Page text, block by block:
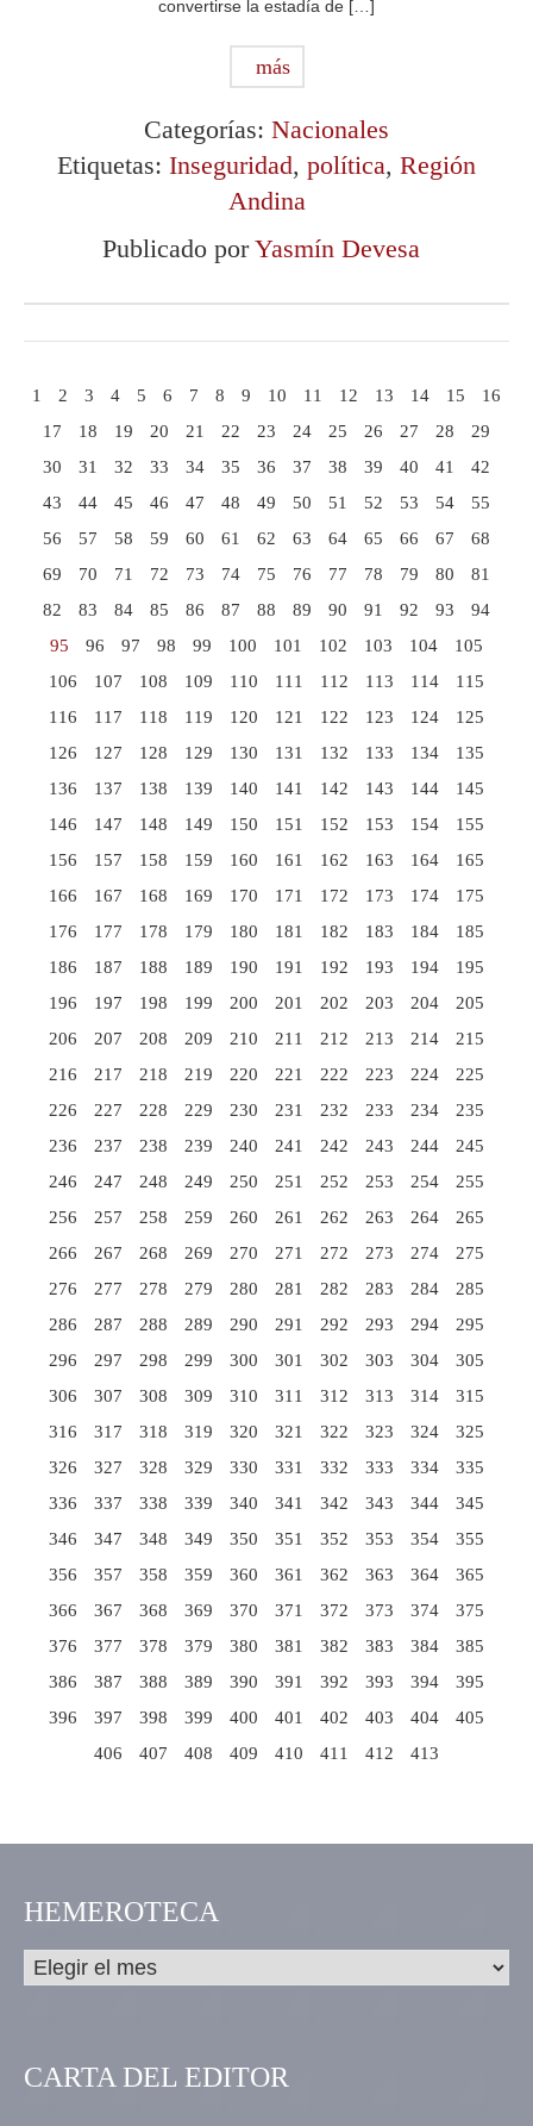
convertirse la estadía de […]
más
Categorías: Nacionales
Etiquetas: Inseguridad, política, Región
Andina
Publicado porYasmín Devesa
1 2 3 4 5 6 7 8 9 10 11 12 13 14 15
16
17
18 19 20 21 22 23 24 25 26 27 28
29
30
31 32 33 34 35 36 37 38 39 40 41
42
43
44 45 46 47 48 49 50 51 52 53 54
55
56
57 58 59 60 61 62 63 64 65 66 67
68
69
70 71 72 73 74 75 76 77 78 79 80
81
82
83 84 85 86 87 88 89 90 91 92 93
94
95
96 97 98 99 100 101 102 103 104
105
106
107 108 109 110 111 112 113 114
115
116
117 118 119 120 121 122 123 124
125
126
127 128 129 130 131 132 133 134
135
136
137 138 139 140 141 142 143 144
145
146
147 148 149 150 151 152 153 154
155
156
157 158 159 160 161 162 163 164
165
166
167 168 169 170 171 172 173 174
175
176
177 178 179 180 181 182 183 184
185
186
187 188 189 190 191 192 193 194
195
196
197 198 199 200 201 202 203 204
205
206
207 208 209 210 211 212 213 214
215
216
217 218 219 220 221 222 223 224
225
226
227 228 229 230 231 232 233 234
235
236
237 238 239 240 241 242 243 244
245
246
247 248 249 250 251 252 253 254
255
256
257 258 259 260 261 262 263 264
265
266
267 268 269 270 271 272 273 274
275
276
277 278 279 280 281 282 283 284
285
286
287 288 289 290 291 292 293 294
295
296
297 298 299 300 301 302 303 304
305
306
307 308 309 310 311 312 313 314
315
316
317 318 319 320 321 322 323 324
325
326
327 328 329 330 331 332 333 334
335
336
337 338 339 340 341 342 343 344
345
346
347 348 349 350 351 352 353 354
355
356
357 358 359 360 361 362 363 364
365
366
367 368 369 370 371 372 373 374
375
376
377 378 379 380 381 382 383 384
385
386
387 388 389 390 391 392 393 394
395
396
397 398 399 400 401 402 403 404
405
406
407 408 409 410 411 412 413
HEMEROTECA
CARTA DEL EDITOR